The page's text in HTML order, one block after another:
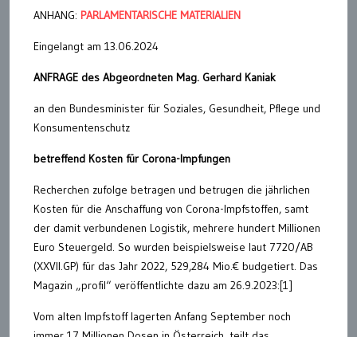
ANHANG: PARLAMENTARISCHE MATERIALIEN
Eingelangt am 13.06.2024
ANFRAGE des Abgeordneten Mag. Gerhard Kaniak
an den Bundesminister für Soziales, Gesundheit, Pflege und
Konsumentenschutz
betreffend Kosten für Corona-Impfungen
Recherchen zufolge betragen und betrugen die jährlichen
Kosten für die Anschaffung von Corona-Impfstoffen, samt
der damit verbundenen Logistik, mehrere hundert Millionen
Euro Steuergeld. So wurden beispielsweise laut 7720/AB
(XXVII.GP) für das Jahr 2022, 529,284 Mio.€ budgetiert. Das
Magazin „profil“ veröffentlichte dazu am 26.9.2023:[1]
Vom alten Impfstoff lagerten Anfang September noch